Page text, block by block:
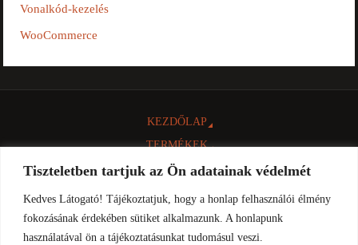
Tiszteletben tartjuk az Ön adatainak védelmét
Kedves Látogató! Tájékoztatjuk, hogy a honlap felhasználói élmény
fokozásának érdekében sütiket alkalmazunk. A honlapunk
használatával ön a tájékoztatásunkat tudomásul veszi.
Vonalkód-kezelés
WooCommerce
KEZDŐLAP
TERMÉKEK
NTAK
LETÖLTÉSEK
KAPCSOLAT